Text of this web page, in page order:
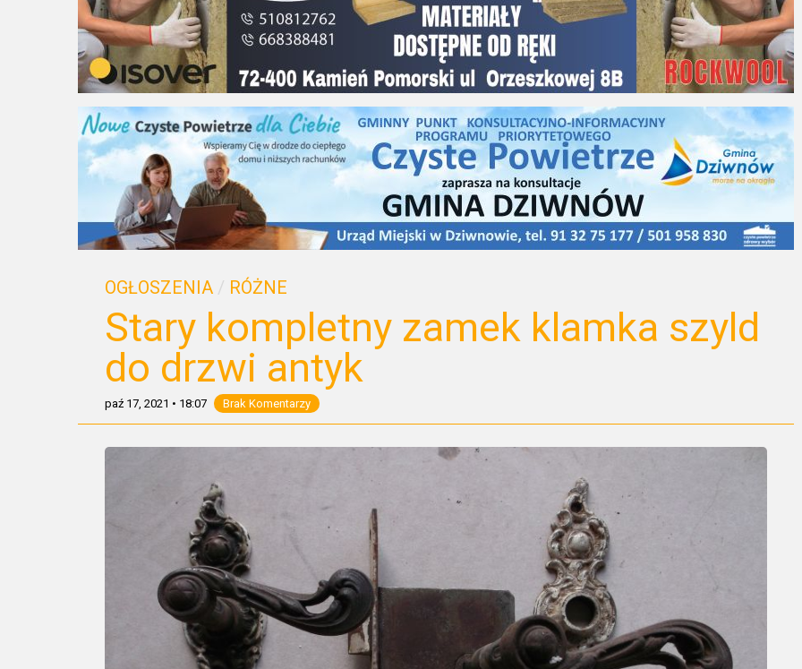
OGŁOSZENIA / RÓŻNE
Stary kompletny zamek klamka szyld
do drzwi antyk
paź 17, 2021 • 18:07 Brak Komentarzy